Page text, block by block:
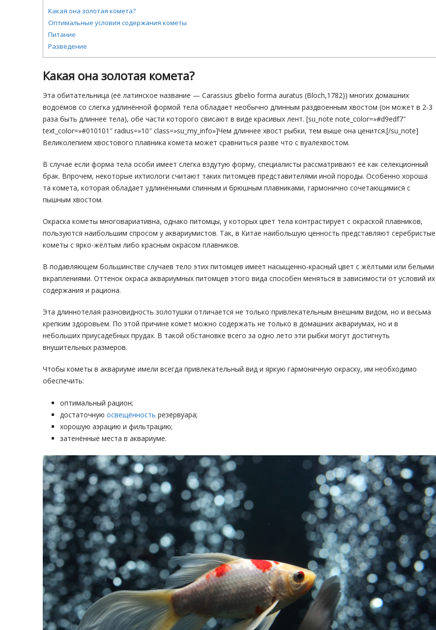
Какая она золотая комета?
Оптимальные условия содержания кометы
Питание
Разведение
Какая она золотая комета?
Эта обитательница (её латинское название — Carassius gibelio forma auratus (Bloch,1782)) многих домашних
водоёмов со слегка удлинённой формой тела обладает необычно длинным раздвоенным хвостом (он может в 2-3
раза быть длиннее тела), обе части которого свисают в виде красивых лент. [su_note note_color=»#d9edf7″
text_color=»#010101″ radius=»10″ class=»su_my_info»]Чем длиннее хвост рыбки, тем выше она ценится.[/su_note]
Великолепием хвостового плавника комета может сравниться разве что с вуалехвостом.
В случае если форма тела особи имеет слегка вздутую форму, специалисты рассматривают её как селекционный
брак. Впрочем, некоторые ихтиологи считают таких питомцев представителями иной породы. Особенно хороша
та комета, которая обладает удлинёнными спинным и брюшным плавниками, гармонично сочетающимися с
пышным хвостом.
Окраска кометы многовариативна, однако питомцы, у которых цвет тела контрастирует с окраской плавников,
пользуются наибольшим спросом у аквариумистов. Так, в Китае наибольшую ценность представляют серебристые
кометы с ярко-жёлтым либо красным окрасом плавников.
В подавляющем большинстве случаев тело этих питомцев имеет насыщенно-красный цвет с жёлтыми или белыми
вкраплениями. Оттенок окраса аквариумных питомцев этого вида способен меняться в зависимости от условий их
содержания и рациона.
Эта длиннотелая разновидность золотушки отличается не только привлекательным внешним видом, но и весьма
крепким здоровьем. По этой причине комет можно содержать не только в домашних аквариумах, но и в
небольших приусадебных прудах. В такой обстановке всего за одно лето эти рыбки могут достигнуть
внушительных размеров.
Чтобы кометы в аквариуме имели всегда привлекательный вид и яркую гармоничную окраску, им необходимо
обеспечить:
оптимальный рацион;
достаточную освещённость резервуара;
хорошую аэрацию и фильтрацию;
затенённые места в аквариуме.